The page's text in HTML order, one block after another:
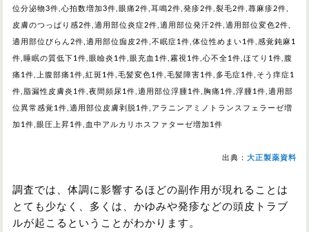
位分泌物3件,心拍数増加3件,眼痛2件,耳鳴2件,発疹2件,裂毛2件,蕁麻疹2件,
皮膚のつっぱり感2件,適用部位炎症2件,適用部位発汗2件,適用部位変色2件,
適用部位びらん2件,適用部位痂皮2件,不眠症1件,体位性めまい1件,感覚鈍麻1
件,睡眠の質低下1件,眼瞼炎1件,眼充血1件,霧視1件,心不全1件,ほてり1件,腹
痛1件,上腹部痛1件,紅斑1件,毛髪変色1件,毛髪障害1件,多毛症1件,そう痒症1
件,脂漏性皮膚炎1件,夜間頻尿1件,適用部位浮腫1件,胸痛1件,浮腫1件,適用部
位異常感覚1件,適用部位皮膚剥脱1件,アラニンアミノトランスフェラーゼ増
加1件,眼圧上昇1件,血中アルカリホスファターゼ増加1件
出典： 大正製薬資料
調査では、体調に影響するほどの副作用が現れることは
とても少なく、多くは、かゆみや発疹などの頭皮トラブ
ルが起こるということがわかります。